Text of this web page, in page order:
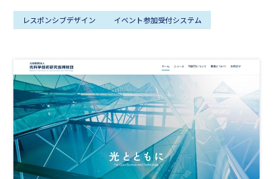
レスポンシブデザイン イベント参加受付システム